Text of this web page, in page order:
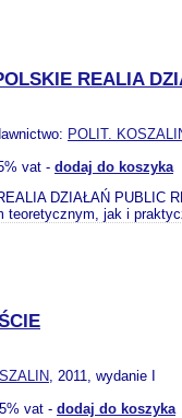
REALIA
POLIT.
vat - dodaj do koszyka
DZIAŁAŃ PUBLIC
teoretycznym, jak i
, 2011, wydanie I
vat - dodaj do koszyka